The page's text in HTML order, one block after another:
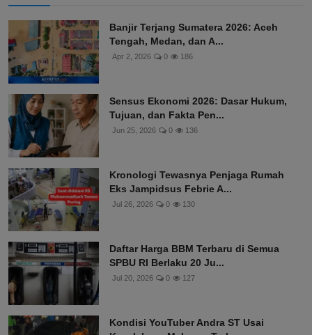
Banjir Terjang Sumatera 2026: Aceh
Tengah, Medan, dan A...
Apr 2, 2026 0 186
Sensus Ekonomi 2026: Dasar Hukum,
Tujuan, dan Fakta Pen...
Jun 25, 2026 0 136
Kronologi Tewasnya Penjaga Rumah
Eks Jampidsus Febrie A...
Jul 26, 2026 0 130
Daftar Harga BBM Terbaru di Semua
SPBU RI Berlaku 20 Ju...
Jul 20, 2026 0 127
Kondisi YouTuber Andra ST Usai